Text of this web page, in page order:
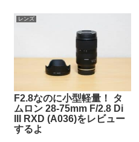
レンズ
F2.8なのに小型軽量！ タ
ムロン 28-75mm F/2.8 Di
III RXD (A036)をレビュー
するよ